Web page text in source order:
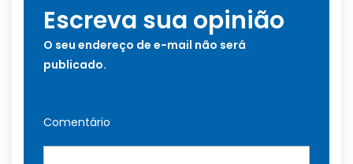
Escreva sua opinião
O seu endereço de e-mail não será
publicado.
Comentário